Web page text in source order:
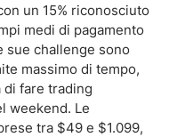
un 15% riconosciuto
medi di pagamento
sue challenge sono
massimo di tempo,
fare trading
weekend. Le
tra $49 e $1.099,